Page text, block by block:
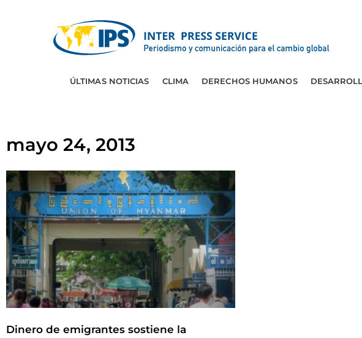
ÚLTIMAS NOTICIAS CLIMA DERECHOS HUMANOS
mayo 24, 2013
Dinero de emigrantes sostiene la